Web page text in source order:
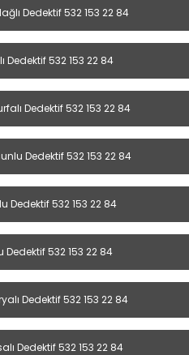
Dedektif 532 153 22 84
Dedektif 532 153 22 84
Dedektif 532 153 22 84
Dedektif 532 153 22 84
Dedektif 532 153 22 84
532 153 22 84
Dedektif 532 153 22 84
Dedektif 532 153 22 84